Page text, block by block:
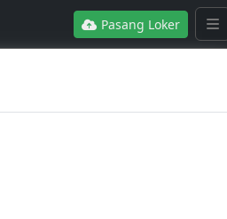
Pasang Loker